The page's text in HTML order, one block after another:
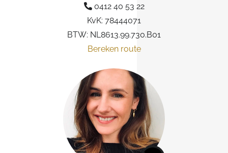
0412 40 53 22
KvK: 78444071
BTW: NL8613.99.730.B01
Bereken route